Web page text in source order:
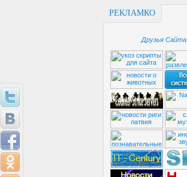
РЕКЛАМКО
Друзья Сайта